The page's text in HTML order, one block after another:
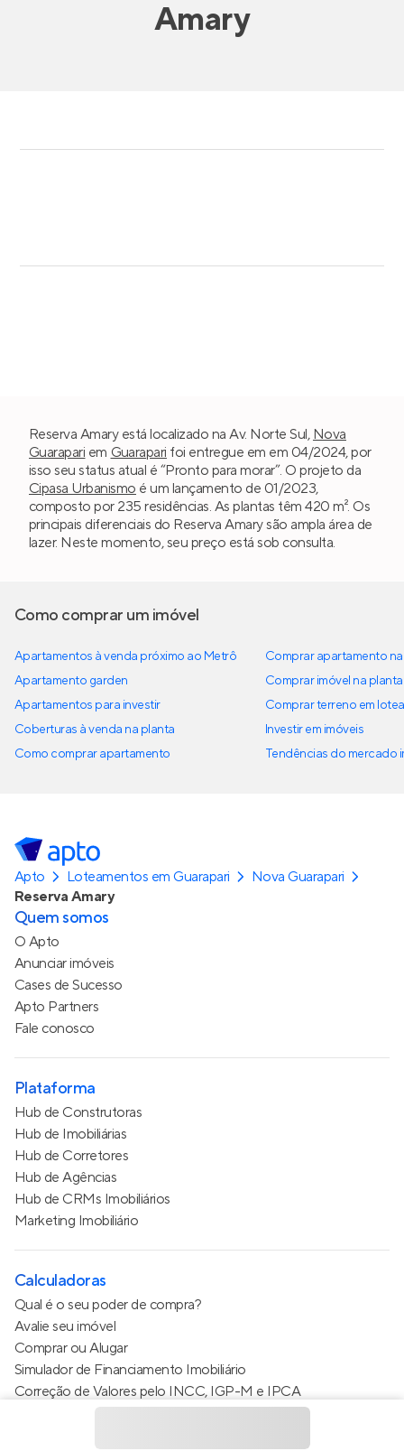
Amary
Reserva Amary está localizado na Av. Norte Sul, Nova
Guarapari em Guarapari foi entregue em em 04/2024, por
isso seu status atual é “Pronto para morar”. O projeto da
Cipasa Urbanismo é um lançamento de 01/2023,
composto por 235 residências. As plantas têm 420 m². Os
principais diferenciais do Reserva Amary são ampla área de
lazer. Neste momento, seu preço está sob consulta.
Como comprar um imóvel
Apartamentos à venda próximo ao Metrô
Apartamento garden
Apartamentos para investir
Coberturas à venda na planta
Como comprar apartamento
Comprar apartamento
Comprar imóvel na planta
Comprar terreno em
Investir em imóveis
Tendências do mercado
Apto Loteamentos em Guarapari
Nova Guarapari
Reserva Amary
Quem somos
O Apto
Anunciar imóveis
Cases de Sucesso
Apto Partners
Fale conosco
Plataforma
Hub de Construtoras
Hub de Imobiliárias
Hub de Corretores
Hub de Agências
Hub de CRMs Imobiliários
Marketing Imobiliário
Calculadoras
Qual é o seu poder de compra?
Avalie seu imóvel
Comprar ou Alugar
Simulador de Financiamento Imobiliário
Correção de Valores pelo INCC, IGP-M e IPCA